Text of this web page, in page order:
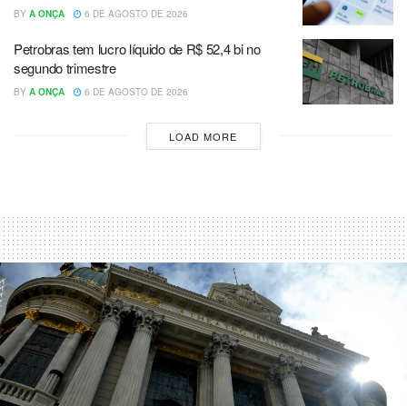
BY A ONÇA 6 DE AGOSTO DE 2026
Petrobras tem lucro líquido de R$ 52,4 bi no
segundo trimestre
BY A ONÇA 6 DE AGOSTO DE 2026
LOAD MORE